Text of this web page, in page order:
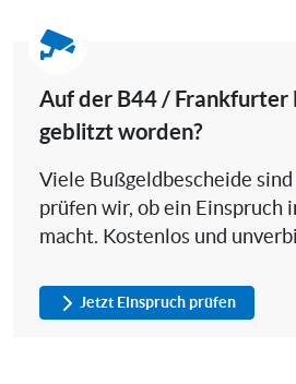
Auf der B44 / Frankfurter
geblitzt worden?
Viele Bußgeldbescheide
prüfen wir, ob ein Einspruch
macht. Kostenlos und
Jetzt Einspruch prüfen